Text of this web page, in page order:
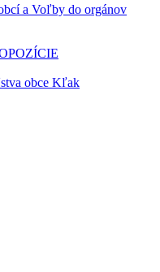
a Voľby do orgánov
obce Kľak